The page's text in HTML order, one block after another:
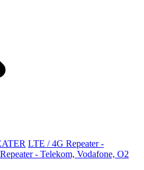
LTE / 4G Repeater -
- Telekom, Vodafone, O2